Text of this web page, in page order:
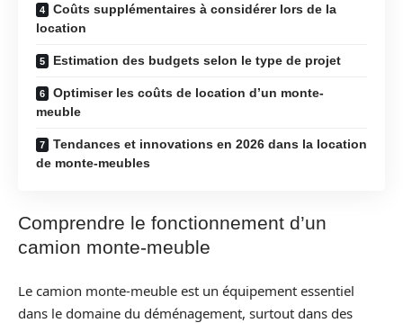
Coûts supplémentaires à considérer lors de la
location
Estimation des budgets selon le type de projet
Optimiser les coûts de location d’un monte-
meuble
Tendances et innovations en 2026 dans la location
de monte-meubles
Comprendre le fonctionnement d’un
camion monte-meuble
Le camion monte-meuble est un équipement essentiel
dans le domaine du déménagement, surtout dans des